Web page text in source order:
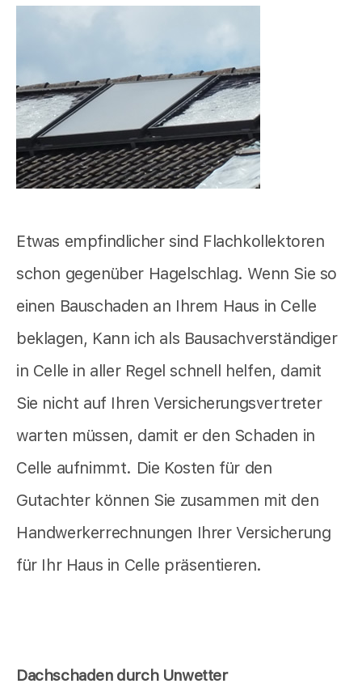
Etwas empfindlicher sind Flachkollektoren
schon gegenüber Hagelschlag. Wenn Sie so
einen Bauschaden an Ihrem Haus in Celle
beklagen, Kann ich als Bausachverständiger
in Celle in aller Regel schnell helfen, damit
Sie nicht auf Ihren Versicherungsvertreter
warten müssen, damit er den Schaden in
Celle aufnimmt. Die Kosten für den
Gutachter können Sie zusammen mit den
Handwerkerrechnungen Ihrer Versicherung
für Ihr Haus in Celle präsentieren.
Dachschaden durch Unwetter